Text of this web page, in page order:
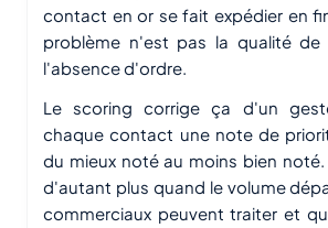
contact en or se fait expédier en
problème n'est pas la qualité
l'absence d'ordre.
Le scoring corrige ça d'un
chaque contact une note de
du mieux noté au moins bien
d'autant plus quand le volume
commerciaux peuvent traiter et